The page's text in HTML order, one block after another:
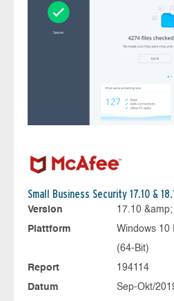
Small Business Security 17.10 & 18.1
Version
17.10 &amp;
Plattform
Windows 10
(64-Bit)
Report
194114
Datum
Sep-Okt/